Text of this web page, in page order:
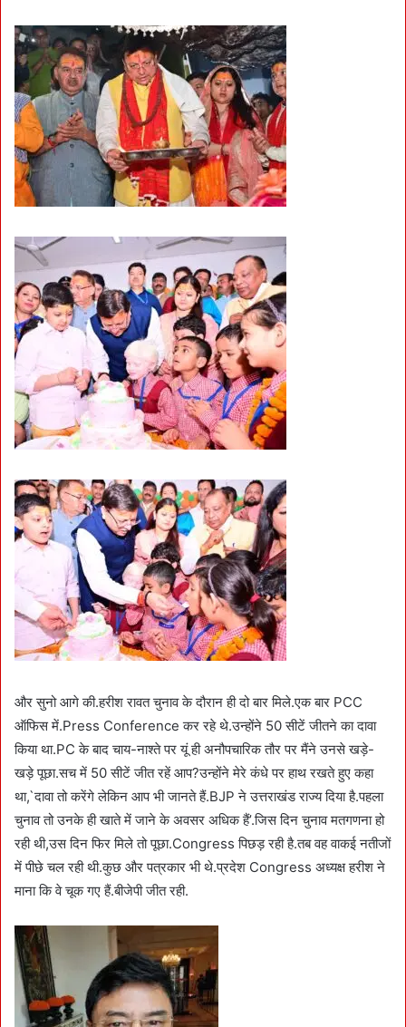
और सुनो आगे की.हरीश रावत चुनाव के दौरान ही दो बार मिले.एक बार PCC
ऑफिस में.Press Conference कर रहे थे.उन्होंने 50 सीटें जीतने का दावा
किया था.PC के बाद चाय-नाश्ते पर यूं ही अनौपचारिक तौर पर मैंने उनसे खड़े-
खड़े पूछा.सच में 50 सीटें जीत रहें आप?उन्होंने मेरे कंधे पर हाथ रखते हुए कहा
था,`दावा तो करेंगे लेकिन आप भी जानते हैं.BJP ने उत्तराखंड राज्य दिया है.पहला
चुनाव तो उनके ही खाते में जाने के अवसर अधिक हैं’.जिस दिन चुनाव मतगणना हो
रही थी,उस दिन फिर मिले तो पूछा.Congress पिछड़ रही है.तब वह वाकई नतीजों
में पीछे चल रही थी.कुछ और पत्रकार भी थे.प्रदेश Congress अध्यक्ष हरीश ने
माना कि वे चूक गए हैं.बीजेपी जीत रही.